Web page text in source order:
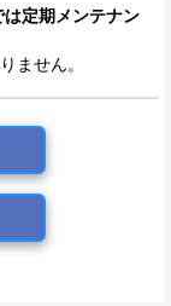
定期メンテナン
ません。